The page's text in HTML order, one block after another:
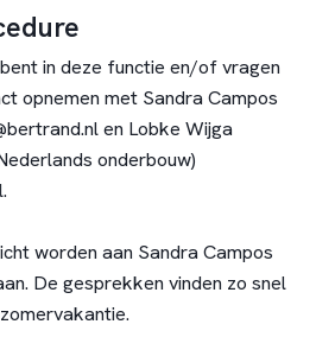
in deze functie en/of vragen
opnemen met Sandra Campos
en Lobke Wijga
onderbouw)
.
worden aan Sandra Campos
De gesprekken vinden zo snel